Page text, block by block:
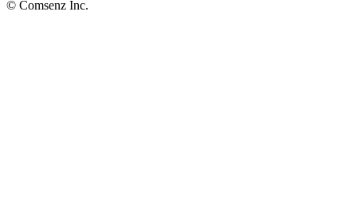
© Comsenz Inc.